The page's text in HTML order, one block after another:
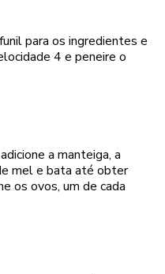
para os ingredientes e
4 e peneire o
a manteiga, a
mel e bata até obter
os ovos, um de cada